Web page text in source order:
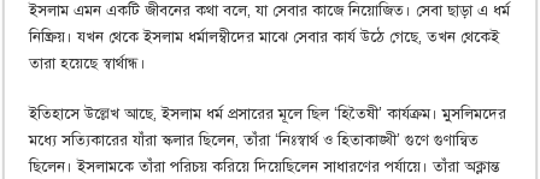
ইসলাম এমন একটি জীবনের কথা বলে, যা সেবার কাজে নিয়োজিত। সেবা ছাড়া এ ধর্ম
নিষ্ক্রিয়। যখন থেকে ইসলাম ধর্মালম্বীদের মাঝে সেবার কার্য উঠে গেছে, তখন থেকেই
তারা হয়েছে স্বার্থান্ধ।
ইতিহাসে উল্লেখ আছে, ইসলাম ধর্ম প্রসারের মূলে ছিল ‘হিতৈষী’ কার্যক্রম। মুসলিমদের
মধ্যে সত্যিকারের যাঁরা স্কলার ছিলেন, তাঁরা ‘নিঃস্বার্থ ও হিতাকাঙ্খী’ গুণে গুণান্বিত
ছিলেন। ইসলামকে তাঁরা পরিচয় করিয়ে দিয়েছিলেন সাধারণের পর্যায়ে। তাঁরা অক্লান্ত